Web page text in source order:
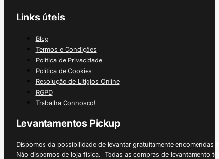
Links úteis
Blog
Termos e Condições
Política de Privacidade
Política de Cookies
Resolução de Litígios Online
RGPD
Trabalha Connosco!
Levantamentos Pickup
Dispomos da possibilidade de levantar gratuitamente
Não dispomos de loja física. Todas as compras de levantamento